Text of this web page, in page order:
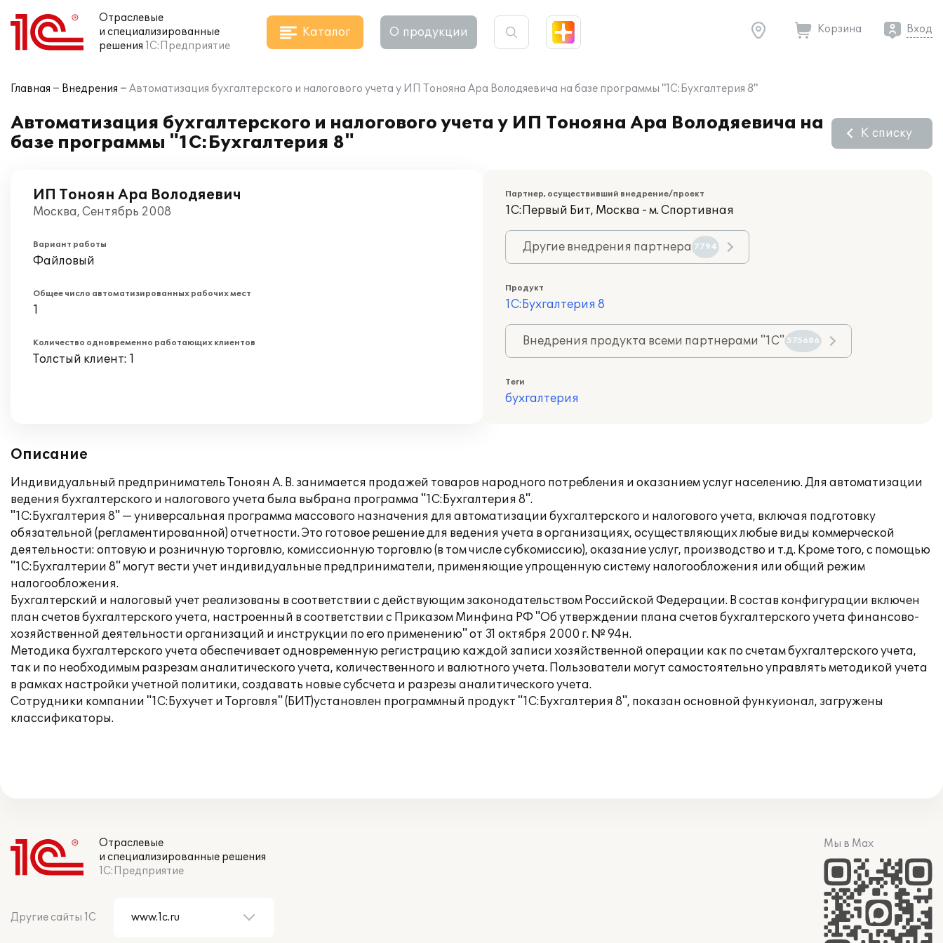
Отраслевые
и специализированные
решения 1С:Предприятие
Каталог О продукции Корзина Вход
Главная Внедрения Автоматизация бухгалтерского и налогового учета у ИП Тонояна Ара Володяевича на базе программы "1С:Бухгалтерия 8"
Автоматизация бухгалтерского и налогового учета у ИП Тонояна Ара Володяевича на
базе программы "1С:Бухгалтерия 8"
К списку
ИП Тоноян Ара Володяевич
Москва, Сентябрь 2008
Вариант работы
Файловый
Общее число автоматизированных рабочих мест
1
Количество одновременно работающих клиентов
Толстый клиент: 1
Партнер, осуществивший внедрение/проект
1С:Первый Бит, Москва - м. Спортивная
Другие внедрения партнера 7794
Продукт
1С:Бухгалтерия 8
Внедрения продукта всеми партнерами "1С" 575686
Теги
бухгалтерия
Описание
Индивидуальный предприниматель Тоноян А. В. занимается продажей товаров народного потребления и оказанием услуг населению. Для автоматизации
ведения бухгалтерского и налогового учета была выбрана программа "1С:Бухгалтерия 8".
"1С:Бухгалтерия 8" — универсальная программа массового назначения для автоматизации бухгалтерского и налогового учета, включая подготовку
обязательной (регламентированной) отчетности. Это готовое решение для ведения учета в организациях, осуществляющих любые виды коммерческой
деятельности: оптовую и розничную торговлю, комиссионную торговлю (в том числе субкомиссию), оказание услуг, производство и т.д. Кроме того, с помощью
"1С:Бухгалтерии 8" могут вести учет индивидуальные предприниматели, применяющие упрощенную систему налогообложения или общий режим
налогообложения.
Бухгалтерский и налоговый учет реализованы в соответствии с действующим законодательством Российской Федерации. В состав конфигурации включен
план счетов бухгалтерского учета, настроенный в соответствии с Приказом Минфина РФ "Об утверждении плана счетов бухгалтерского учета финансово-
хозяйственной деятельности организаций и инструкции по его применению" от 31 октября 2000 г. № 94н.
Методика бухгалтерского учета обеспечивает одновременную регистрацию каждой записи хозяйственной операции как по счетам бухгалтерского учета,
так и по необходимым разрезам аналитического учета, количественного и валютного учета. Пользователи могут самостоятельно управлять методикой учета
в рамках настройки учетной политики, создавать новые субсчета и разрезы аналитического учета.
Сотрудники компании "1С:Бухучет и Торговля" (БИТ)установлен программный продукт "1С:Бухгалтерия 8", показан основной функуионал, загружены
классификаторы.
Отраслевые
и специализированные решения
1С:Предприятие
Другие сайты 1С
Мы в Max